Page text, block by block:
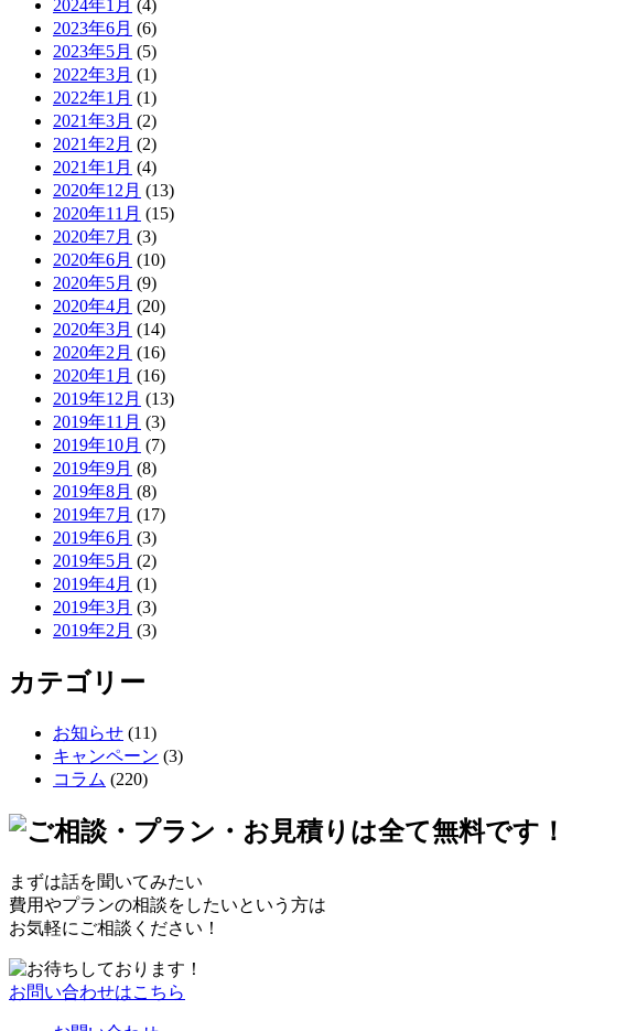
2024年1月 (4)
2023年6月 (6)
2023年5月 (5)
2022年3月 (1)
2022年1月 (1)
2021年3月 (2)
2021年2月 (2)
2021年1月 (4)
2020年12月 (13)
2020年11月 (15)
2020年7月 (3)
2020年6月 (10)
2020年5月 (9)
2020年4月 (20)
2020年3月 (14)
2020年2月 (16)
2020年1月 (16)
2019年12月 (13)
2019年11月 (3)
2019年10月 (7)
2019年9月 (8)
2019年8月 (8)
2019年7月 (17)
2019年6月 (3)
2019年5月 (2)
2019年4月 (1)
2019年3月 (3)
2019年2月 (3)
カテゴリー
お知らせ (11)
キャンペーン (3)
コラム (220)
まずは話を聞いてみたい
費用やプランの相談をしたいという方は
お気軽にご相談ください！
お問い合わせはこちら